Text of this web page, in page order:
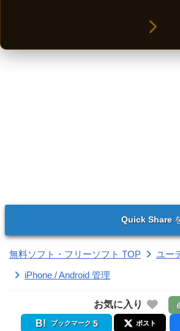
Quick Share
無料ソフト・フリーソフト TOP
ユー
iPhone / Android 管理
お気に入り
ブックマーク 5 ポスト